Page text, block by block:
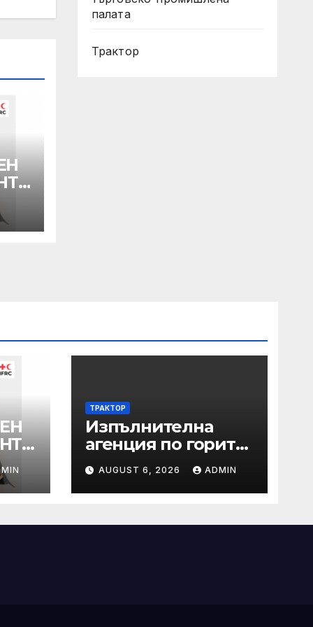
палата
Трактор
ТРАКТОР
Изпълнителна
агенция по горите
| Новини
AUGUST 6, 2026 ADMIN